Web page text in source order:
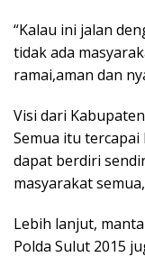
“Kalau ini jalan
tidak ada
ramai,aman dan
Visi dari
Semua itu
dapat berdiri
masyarakat
Lebih lanjut,
Polda Sulut 2015